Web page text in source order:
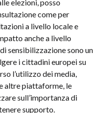
elezioni, posso
come per
a livello locale e
anche a livello
sensibilizzazione sono un
i cittadini europei su
l’utilizzo dei media,
altre piattaforme, le
sull’importanza di
supporto.